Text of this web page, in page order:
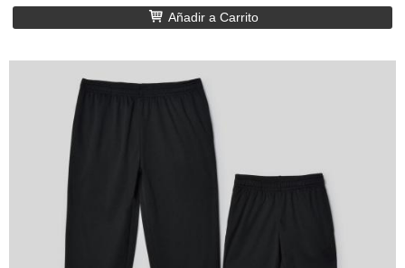
Añadir a Carrito